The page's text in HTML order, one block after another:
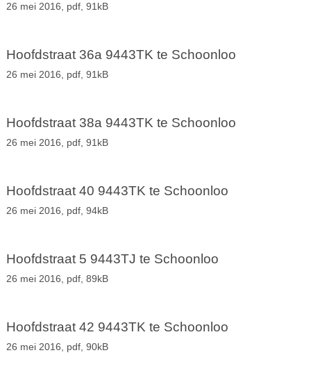
26 mei 2016, pdf, 91kB
Hoofdstraat 36a 9443TK te Schoonloo
26 mei 2016, pdf, 91kB
Hoofdstraat 38a 9443TK te Schoonloo
26 mei 2016, pdf, 91kB
Hoofdstraat 40 9443TK te Schoonloo
26 mei 2016, pdf, 94kB
Hoofdstraat 5 9443TJ te Schoonloo
26 mei 2016, pdf, 89kB
Hoofdstraat 42 9443TK te Schoonloo
26 mei 2016, pdf, 90kB